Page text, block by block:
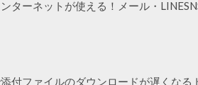
ターネットが使える！メール・
付ファイルのダウンロードが遅くな